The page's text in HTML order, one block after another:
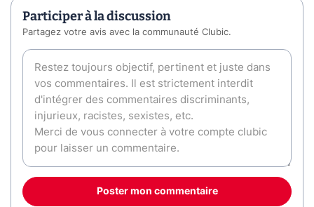
Participer à la discussion
Partagez votre avis avec la communauté Clubic.
Poster mon commentaire